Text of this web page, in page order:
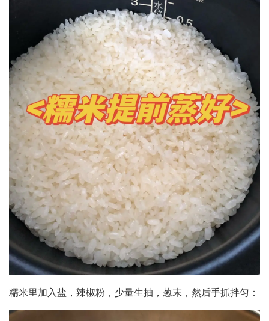
糯米里加入盐，辣椒粉，少量生抽，葱末，然后手抓拌匀：